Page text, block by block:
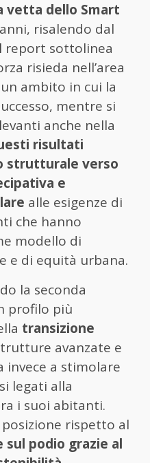
vetta dello Smart
risalendo dal
report sottolinea
risieda nell’area
ambito in cui la
mentre si
anche nella
risultati
strutturale verso
e
alle esigenze di
che hanno
modello di
e di equità urbana.
la seconda
profilo più
transizione
avanzate e
invece a stimolare
legati alla
i suoi abitanti.
rispetto al
podio grazie al